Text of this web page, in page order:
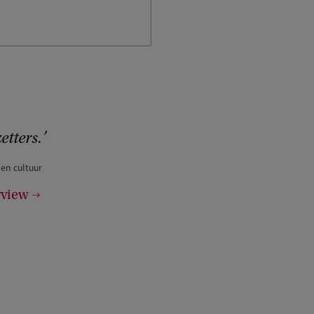
cultuur